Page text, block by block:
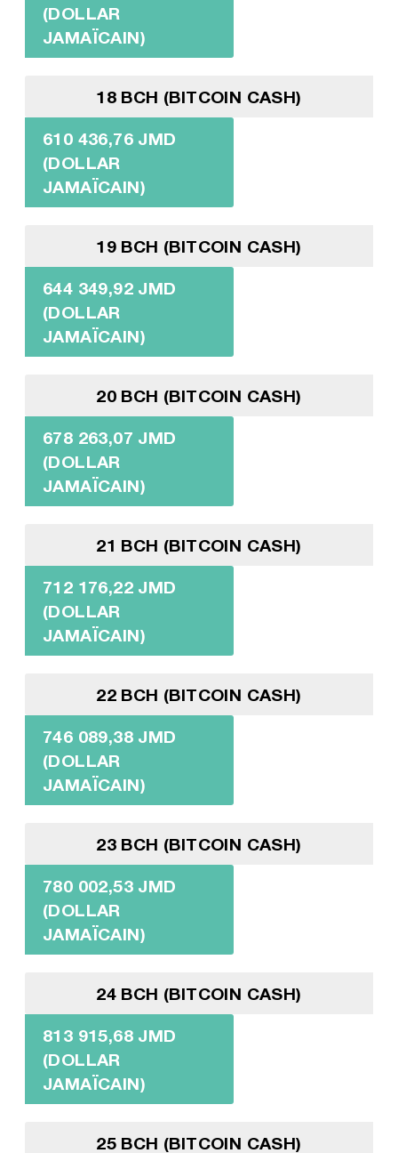
(DOLLAR
JAMAÏCAIN)
18 BCH (BITCOIN CASH)
610 436,76 JMD
(DOLLAR
JAMAÏCAIN)
19 BCH (BITCOIN CASH)
644 349,92 JMD
(DOLLAR
JAMAÏCAIN)
20 BCH (BITCOIN CASH)
678 263,07 JMD
(DOLLAR
JAMAÏCAIN)
21 BCH (BITCOIN CASH)
712 176,22 JMD
(DOLLAR
JAMAÏCAIN)
22 BCH (BITCOIN CASH)
746 089,38 JMD
(DOLLAR
JAMAÏCAIN)
23 BCH (BITCOIN CASH)
780 002,53 JMD
(DOLLAR
JAMAÏCAIN)
24 BCH (BITCOIN CASH)
813 915,68 JMD
(DOLLAR
JAMAÏCAIN)
25 BCH (BITCOIN CASH)